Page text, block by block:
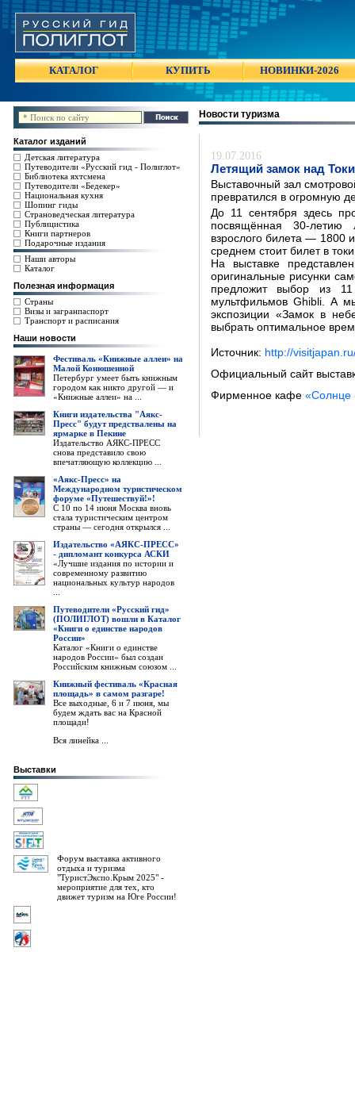
КАТАЛОГ КУПИТЬ НОВИНКИ-2026
Каталог изданий
Детская литература
Путеводители «Русский гид - Полиглот»
Библиотека яхтсмена
Путеводители «Бедекер»
Национальная кухня
Шопинг гиды
Страноведческая литература
Публицистика
Книги партнеров
Подарочные издания
Наши авторы
Каталог
Полезная информация
Страны
Визы и загранпаспорт
Транспорт и расписания
Наши новости
Фестиваль «Книжные аллеи» на
Малой Конюшенной
Петербург умеет быть книжным
городом как никто другой — и
«Книжные аллеи» на ...
Книги издательства "Аякс-
Пресс" будут предствалены на
ярмарке в Пекине
Издательство АЯКС-ПРЕСС
снова представило свою
впечатляющую коллекцию ...
«Аякс-Пресс» на
Международном туристическом
форуме «Путешествуй!»!
С 10 по 14 июня Москва вновь
стала туристическим центром
страны — сегодня открылся ...
Издательство «АЯКС-ПРЕСС»
- дипломант конкурса АСКИ
«Лучшие издания по истории и
современному развитию
национальных культур народов
Путеводители «Русский гид»
(ПОЛИГЛОТ) вошли в Каталог
«Книги о единстве народов
России»
Каталог «Книги о единстве
народов России» был создан
Российским книжным союзом ...
Книжный фестиваль «Красная
площадь» в самом разгаре!
Все выходные, 6 и 7 июня, мы
будем ждать вас на Красной
площади!
Вся линейка ...
Выставки
Форум выставка активного
отдыха и туризма
"ТуристЭкспо.Крым 2025" -
мероприятие для тех, кто
движет туризм на Юге России!
Новости туризма
19.07.2016
Летящий замок над
Выставочный зал
превратился в огромную
До 11 сентября здесь
посвящённая 30-летию
взрослого билета — 1800
среднем стоит билет в
На выставке
оригинальные рисунки
предложит выбор из
мультфильмов Ghibli. А
экспозиции «Замок в
выбрать оптимальное
Источник: http://
Официальный сайт
Фирменное кафе «Солнце